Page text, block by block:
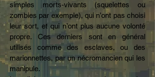
simples morts-vivants (squelettes ou
zombies par exemple), qui n’ont pas choisi
leur sort, et qui n’ont plus aucune volonté
propre. Ces derniers sont en général
utilisés comme des esclaves, ou des
marionnettes, par un nécromancien qui les
manipule.